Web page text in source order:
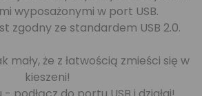
wyposażonymi w port USB.
zgodny ze standardem USB 2.0.
mały, że z łatwością zmieści się w
kieszeni!